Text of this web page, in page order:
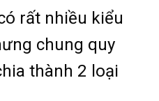
rất nhiều kiểu
chung quy
thành 2 loại